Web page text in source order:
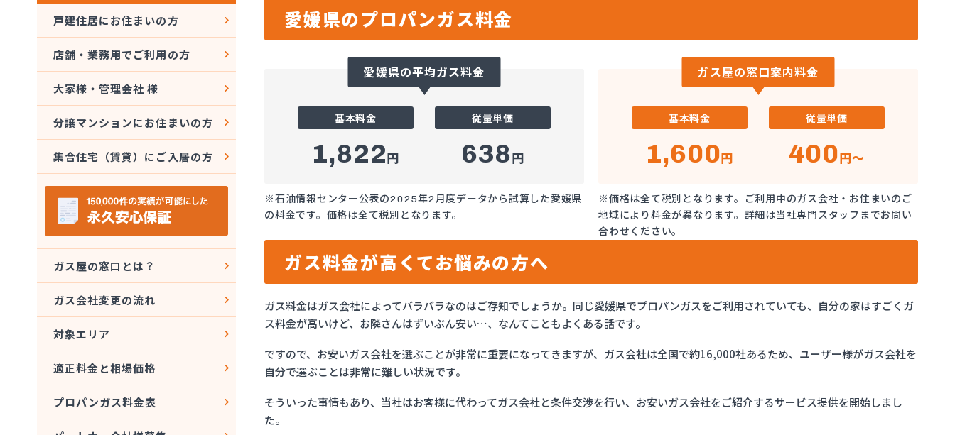
愛媛県のプロパンガス料金
愛媛県の平均ガス料金
基本料金
1,822円
従量単価
638円
※石油情報センター公表の2025年2月度データから試算した愛媛県
の料金です。価格は全て税別となります。
ガス屋の窓口案内料金
基本料金
1,600円
従量単価
400円～
※価格は全て税別となります。ご利用中のガス会社・お住まいのご
地域により料金が異なります。詳細は当社専門スタッフまでお問い
合わせください。
ガス料金が高くてお悩みの方へ
ガス料金はガス会社によってバラバラなのはご存知でしょうか。同じ愛媛県でプロパンガスをご利用されていても、自分の家はすごくガ
ス料金が高いけど、お隣さんはずいぶん安い…、なんてこともよくある話です。
ですので、お安いガス会社を選ぶことが非常に重要になってきますが、ガス会社は全国で約16,000社あるため、ユーザー様がガス会社を
自分で選ぶことは非常に難しい状況です。
そういった事情もあり、当社はお客様に代わってガス会社と条件交渉を行い、お安いガス会社をご紹介するサービス提供を開始しまし
た。
戸建住居にお住まいの方
店舗・業務用でご利用の方
大家様・管理会社 様
分譲マンションにお住まいの方
集合住宅（賃貸）にご入居の方
ガス屋の窓口とは？
ガス会社変更の流れ
対象エリア
適正料金と相場価格
プロパンガス料金表